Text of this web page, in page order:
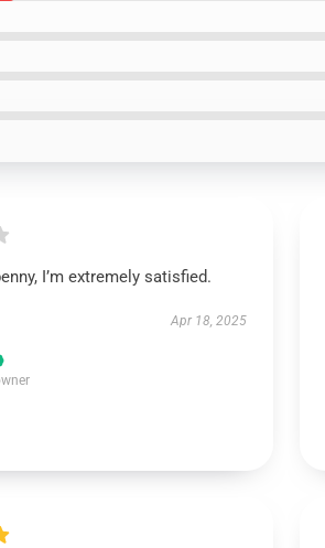
I’m extremely satisfied.
Apr 18, 2025